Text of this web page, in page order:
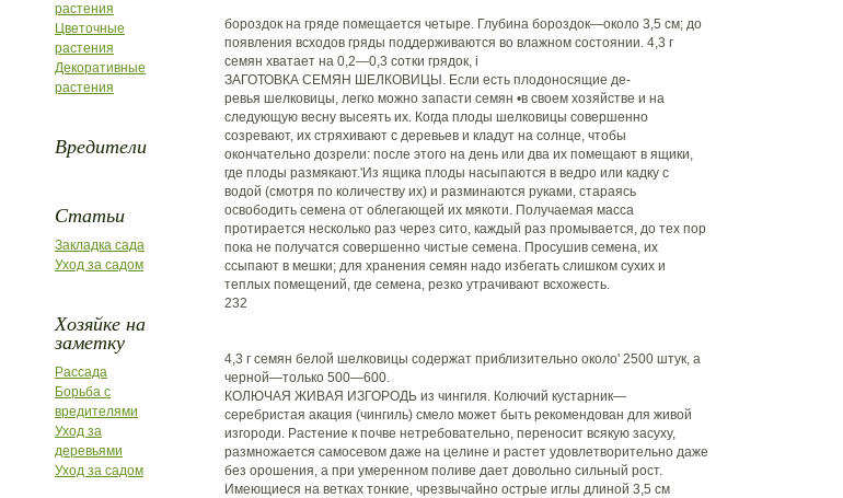
растения
Цветочные
растения
Декоративные
растения
Вредители
Статьи
Закладка сада
Уход за садом
Хозяйке на
заметку
Рассада
Борьба с
вредителями
Уход за
деревьями
Уход за садом
бороздок на гряде помещается четыре. Глубина бороздок—около 3,5 см; до
появления всходов гряды поддерживаются во влажном состоянии. 4,3 г
семян хватает на 0,2—0,3 сотки грядок, i
ЗАГОТОВКА СЕМЯН ШЕЛКОВИЦЫ. Если есть плодоносящие де-
ревья шелковицы, легко можно запасти семян •в своем хозяйстве и на
следующую весну высеять их. Когда плоды шелковицы совершенно
созревают, их стряхивают с деревьев и кладут на солнце, чтобы
окончательно дозрели: после этого на день или два их помещают в ящики,
где плоды размякают.'Из ящика плоды насыпаются в ведро или кадку с
водой (смотря по количеству их) и разминаются руками, стараясь
освободить семена от облегающей их мякоти. Получаемая масса
протирается несколько раз через сито, каждый раз промывается, до тех пор
пока не получатся совершенно чистые семена. Просушив семена, их
ссыпают в мешки; для хранения семян надо избегать слишком сухих и
теплых помещений, где семена, резко утрачивают всхожесть.
232
4,3 г семян белой шелковицы содержат приблизительно около' 2500 штук, а
черной—только 500—600.
КОЛЮЧАЯ ЖИВАЯ ИЗГОРОДЬ из чингиля. Колючий кустарник—
серебристая акация (чингиль) смело может быть рекомендован для живой
изгороди. Растение к почве нетребовательно, переносит всякую засуху,
размножается самосевом даже на целине и растет удовлетворительно даже
без орошения, а при умеренном поливе дает довольно сильный рост.
Имеющиеся на ветках тонкие, чрезвычайно острые иглы длиной 3,5 см